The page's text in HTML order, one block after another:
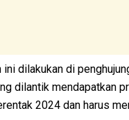
ini dilakukan di
dilantik mendapatkan
2024 dan harus